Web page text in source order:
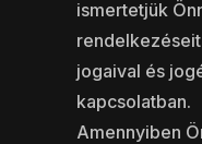
ismertetjük
jogaival és
kapcsolatban.
Amennyiben